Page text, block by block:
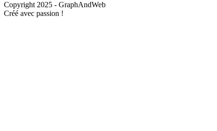
Copyright 2025 - GraphAndWeb
Créé avec passion !